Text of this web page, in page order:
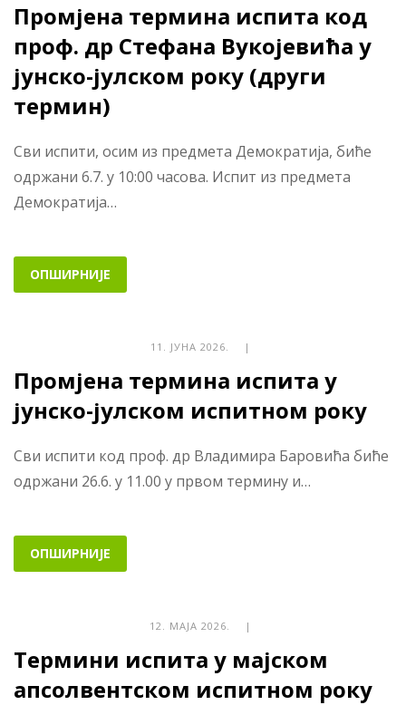
Промјена термина испита код
проф. др Стефана Вукојевића у
јунско-јулском року (други
термин)
Сви испити, осим из предмета Демократија, биће
одржани 6.7. у 10:00 часова. Испит из предмета
Демократија…
ОПШИРНИЈЕ
11. ЈУНА 2026. |
Промјена термина испита у
јунско-јулском испитном року
Сви испити код проф. др Владимира Баровића биће
одржани 26.6. у 11.00 у првом термину и…
ОПШИРНИЈЕ
12. МАЈА 2026. |
Термини испита у мајском
апсолвентском испитном року